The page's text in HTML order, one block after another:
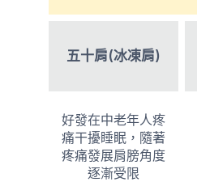
五十肩(冰凍肩)
好發在中老年人疼
痛干擾睡眠，隨著
疼痛發展肩膀角度
逐漸受限